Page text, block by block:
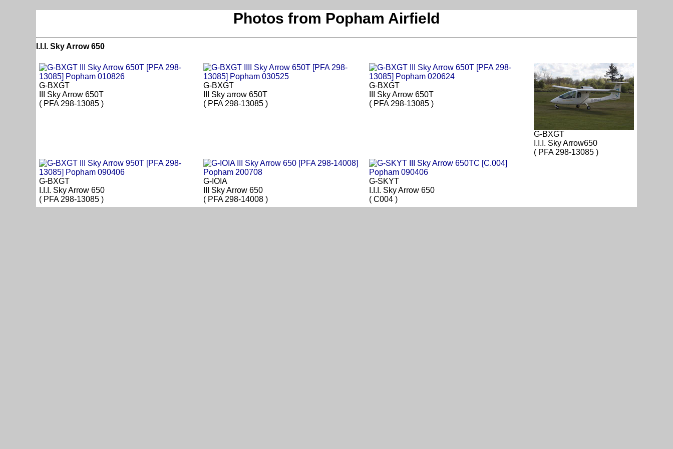
Photos from Popham Airfield
I.I.I. Sky Arrow 650
G-BXGT
III Sky Arrow 650T
( PFA 298-13085 )
G-BXGT
III Sky arrow 650T
( PFA 298-13085 )
G-BXGT
III Sky Arrow 650T
( PFA 298-13085 )
G-BXGT
I.I.I. Sky Arrow650
( PFA 298-13085 )
G-BXGT
I.I.I. Sky Arrow 650
( PFA 298-13085 )
G-IOIA
III Sky Arrow 650
( PFA 298-14008 )
G-SKYT
I.I.I. Sky Arrow 650
( C004 )